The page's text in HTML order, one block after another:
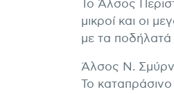
Το Άλσος
μικροί και οι
με τα
Άλσος Ν.
Το καταπράσινο